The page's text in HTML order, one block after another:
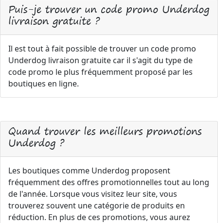
Puis-je trouver un code promo Underdog
livraison gratuite ?
Il est tout à fait possible de trouver un code promo
Underdog livraison gratuite car il s'agit du type de
code promo le plus fréquemment proposé par les
boutiques en ligne.
Quand trouver les meilleurs promotions
Underdog ?
Les boutiques comme Underdog proposent
fréquemment des offres promotionnelles tout au long
de l'année. Lorsque vous visitez leur site, vous
trouverez souvent une catégorie de produits en
réduction. En plus de ces promotions, vous aurez